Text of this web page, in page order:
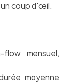
coup d'œil.
flow mensuel,
moyenne